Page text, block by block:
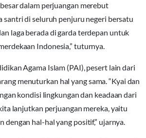
dalam perjuangan merebut
santri di seluruh penjuru negeri bersatu
laga berada di garda terdepan untuk
Indonesia,” tuturnya.
Agama Islam (PAI), pesert lain dari
menuturkan hal yang sama. “Kyai dan
kondisi lingkungan dan keadaan dari
lanjutkan perjuangan mereka, yaitu
dengan hal-hal yang positif,” ujarnya.